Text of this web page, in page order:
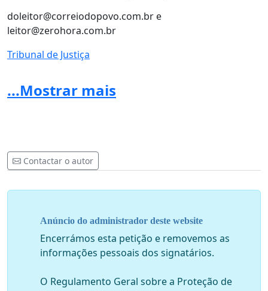
doleitor@correiodopovo.com.br e
leitor@zerohora.com.br
Tribunal de Justiça
Jornal do Comércio
Se colocar notas, pede-se que assine colocando nome e
sobrenome.
Há também uma petição em âmbito federal para pedir
...Mostrar mais
Contactar o autor
Anúncio do administrador deste website
Encerrámos esta petição e removemos as
informações pessoais dos signatários.
O Regulamento Geral sobre a Proteção de